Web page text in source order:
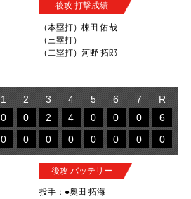
後攻 打撃成績
（本塁打）棟田 佑哉
（三塁打）
（二塁打）河野 拓郎
1 2 3 4 5 6 7
R
0 0 2 4 0 0 0
6
0 0 0 0 0 0 0 0
後攻 バッテリー
投手：●奥田 拓海